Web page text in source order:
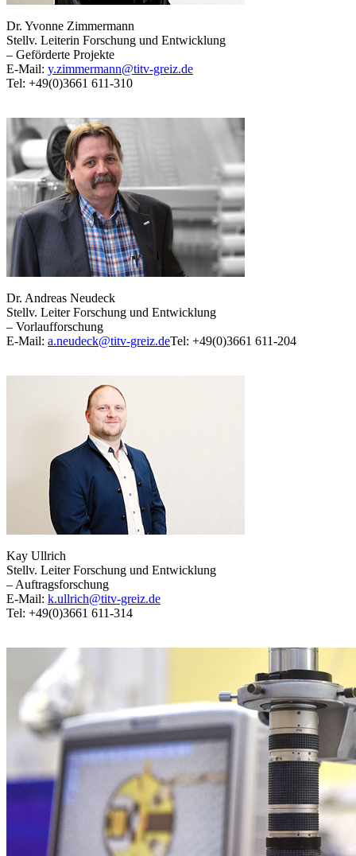
Dr. Yvonne Zimmermann
Stellv. Leiterin Forschung und Entwicklung
– Geförderte Projekte
E-Mail: y.zimmermann@titv-greiz.de
Tel: +49(0)3661 611-310
Dr. Andreas Neudeck
Stellv. Leiter Forschung und Entwicklung
– Vorlaufforschung
E-Mail: a.neudeck@titv-greiz.deTel: +49(0)3661 611-204
Kay Ullrich
Stellv. Leiter Forschung und Entwicklung
– Auftragsforschung
E-Mail: k.ullrich@titv-greiz.de
Tel: +49(0)3661 611-314